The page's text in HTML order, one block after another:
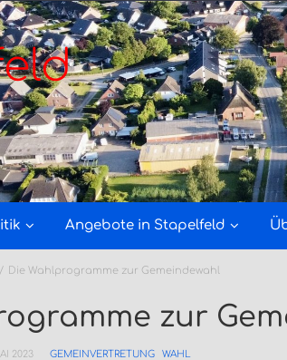
Angebote in Stapelfeld
Die Wahlprogramme zur Gemeindewahl
zur
2023 GEMEINVERTRETUNG WAHL